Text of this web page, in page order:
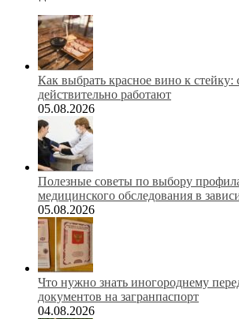
Как выбрать красное вино к стейку:
действительно работают
05.08.2026
Полезные советы по выбору
медицинского обследования в
05.08.2026
Что нужно знать иногороднему
документов на загранпаспорт
04.08.2026